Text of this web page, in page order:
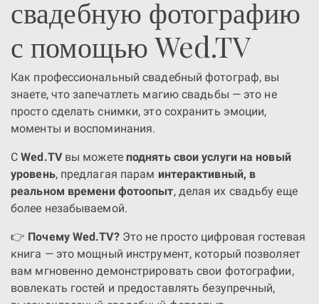
свадебную фотографию
с помощью Wed.TV
Как профессиональный свадебный фотограф, вы
знаете, что запечатлеть магию свадьбы — это не
просто сделать снимки, это сохранить эмоции,
моменты и воспоминания.
СWed.TVвы можете поднять свои услуги на новый
уровень, предлагая парам интерактивный, в
реальном времени фотоопыт, делая их свадьбу еще
более незабываемой.
👉 Почему Wed.TV?Это не просто цифровая гостевая
книга — это мощный инструмент, который позволяет
вам мгновенно демонстрировать свои фотографии,
вовлекать гостей и предоставлять безупречный,